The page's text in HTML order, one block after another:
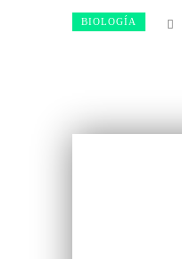
BIOLOGÍA